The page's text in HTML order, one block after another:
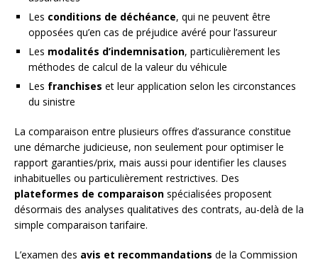
Les conditions de déchéance, qui ne peuvent être
opposées qu’en cas de préjudice avéré pour l’assureur
Les modalités d’indemnisation, particulièrement les
méthodes de calcul de la valeur du véhicule
Les franchises et leur application selon les circonstances
du sinistre
La comparaison entre plusieurs offres d’assurance constitue
une démarche judicieuse, non seulement pour optimiser le
rapport garanties/prix, mais aussi pour identifier les clauses
inhabituelles ou particulièrement restrictives. Des
plateformes de comparaison spécialisées proposent
désormais des analyses qualitatives des contrats, au-delà de la
simple comparaison tarifaire.
L’examen des avis et recommandations de la Commission